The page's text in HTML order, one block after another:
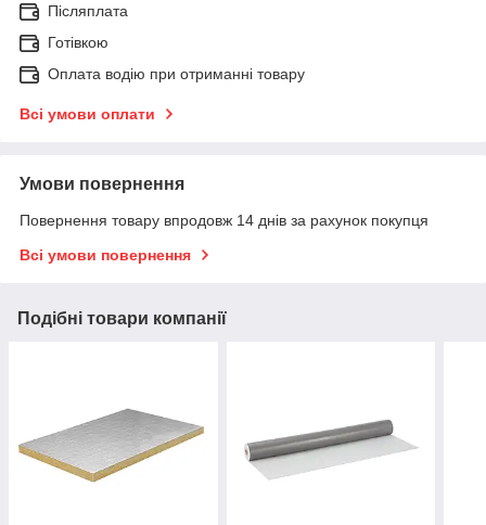
Післяплата
Готівкою
Оплата водію при отриманні товару
Всі умови оплати
Умови повернення
Повернення товару впродовж 14 днів за рахунок покупця
Всі умови повернення
Подібні товари компанії